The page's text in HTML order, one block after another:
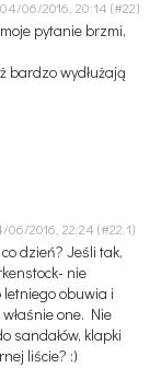
04/06/2016, 20:14
pytanie brzmi,
bardzo wydłużają
06/2016, 22:24
dzień? Jeśli tak,
nie
obuwia i
one. Nie
sandałów, klapki
liście? :)